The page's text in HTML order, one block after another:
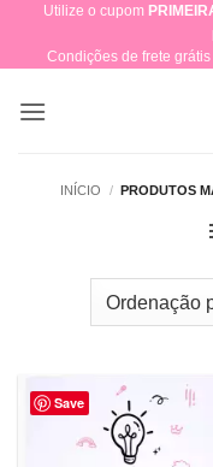
content
Utilize o cupom
Condições de frete
INÍCIO / PRODUTOS
Save